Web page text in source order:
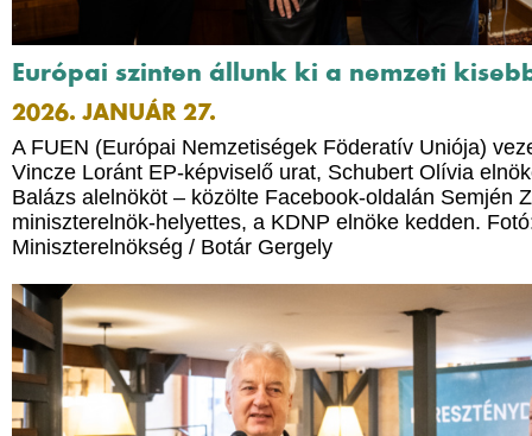
Európai szinten állunk ki a nemzeti
2026. JANUÁR 27.
A FUEN (Európai Nemzetiségek Föderatív Uniója)
Vincze Loránt EP-képviselő urat, Schubert Olívia
Balázs alelnököt – közölte Facebook-oldalán Semjén
miniszterelnök-helyettes, a KDNP elnöke kedden.
Miniszterelnökség / Botár Gergely